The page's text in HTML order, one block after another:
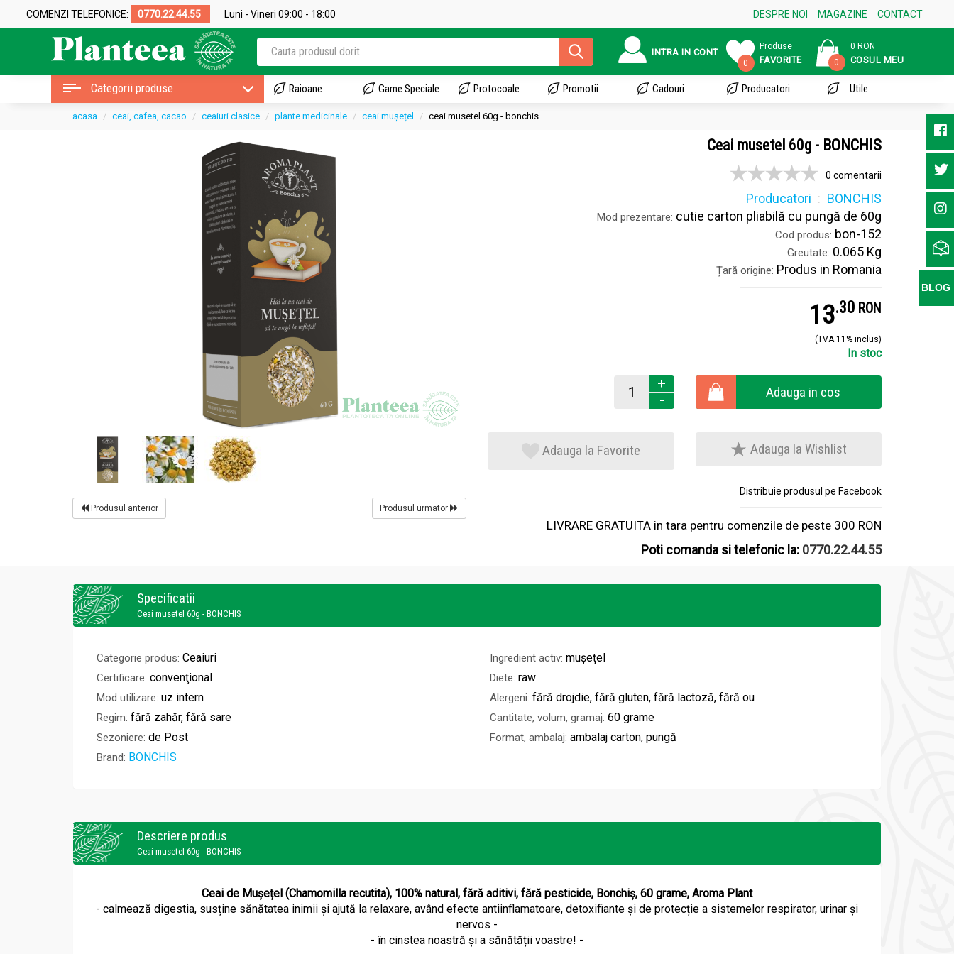
COMENZI TELEFONICE: 0770.22.44.55 Luni - Vineri 09:00 - 18:00 DESPRE NOI MAGAZINE CONTACT
INTRA IN CONT
0
Produse
FAVORITE 0
0 RON
COSUL MEU
Categorii produse Raioane Game Speciale Protocoale Promotii Cadouri Producatori Utile
acasa ceai, cafea, cacao ceaiuri clasice plante medicinale ceai mușețel ceai musetel 60g - bonchis
Produsul anterior Produsul urmator
Ceai musetel 60g - BONCHIS
0 comentarii
Producatori BONCHIS
Mod prezentare: cutie carton pliabilă cu pungă de 60g
Cod produs: bon-152
Greutate: 0.065 Kg
Țară origine: Produs in Romania
13.3 RON
(TVA 11% inclus)
In stoc
+
-
Adauga in cos
Adauga la Favorite Adauga la Wishlist
Distribuie produsul pe Facebook
LIVRARE GRATUITA in tara pentru comenzile de peste 300 RON
Poti comanda si telefonic la: 0770.22.44.55
Specificatii
Ceai musetel 60g - BONCHIS
Categorie produs: Ceaiuri Ingredient activ: mușețel
Certificare: convenţional Diete: raw
Mod utilizare: uz intern Alergeni: fără drojdie, fără gluten, fără lactoză, fără ou
Regim: fără zahăr, fără sare Cantitate, volum, gramaj: 60 grame
Sezoniere: de Post Format, ambalaj: ambalaj carton, pungă
Brand: BONCHIS
Descriere produs
Ceai musetel 60g - BONCHIS
Ceai de Mușețel (Chamomilla recutita), 100% natural, fără aditivi, fără pesticide, Bonchiș, 60 grame, Aroma Plant
- calmează digestia, susține sănătatea inimii și ajută la relaxare, având efecte antiinflamatoare, detoxifiante și de protecție a sistemelor respirator, urinar și
nervos -
- în cinstea noastră și a sănătății voastre! -
BLOG